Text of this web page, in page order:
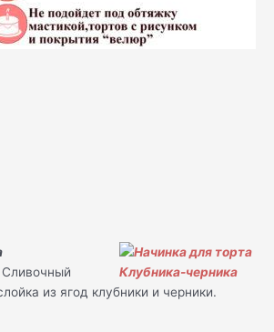
из ягод клубники и черники.